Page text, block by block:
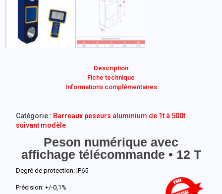
Description
Fiche technique
Informations complémentaires
Peson numérique avec
affichage télécommande • 12 T
Degré de protection: IP65
Précision: +/-0,1%
Catégorie : Barreaux peseurs aluminium de 1t à 500t
suivant modèle